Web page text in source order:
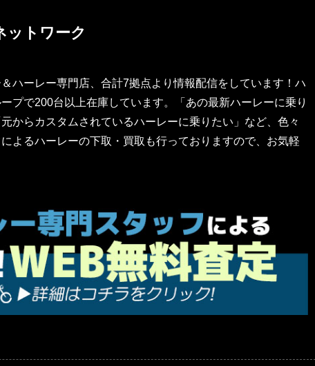
ットワーク
ハーレー専門店、合計7拠点より情報配信をしています！ハ
プで200台以上在庫しています。「あの最新ハーレーに乗り
からカスタムされているハーレーに乗りたい」など、色々
よるハーレーの下取・買取も行っておりますので、お気軽